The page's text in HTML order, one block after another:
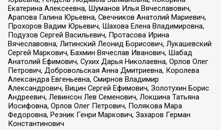
Екатерина Алексеевна, Шуманов Илья Вячеславович,
Арапова Галина Юрьевна, Свечников Анатолий Мариевич,
Прохоров Вадим Юрьевич, Шахова Елена Владимировна,
Подузов Сергей Васильевич, Протасова Ирина
Вячеславовна, Литинский Леонид Борисович, Лукашевский
Сергей Маркович, Бахмин Вячеслав Иванович, Шабад
Анатолий Ефимович, Сухих Дарья Николаевна, Орлов Олег
Петрович, Добровольская Анна Дмитриевна, Королева
Александра Евгеньевна, Смирнов Владимир
Александрович, Вицин Сергей Ефимович, Золотухин Борис
Андреевич, Левинсон Лев Семенович, Локшина Татьяна
Иосифовна, Орлов Олег Петрович, Полякова Мара
Федоровна, Резник Генри Маркович, Захаров Герман
Константинович